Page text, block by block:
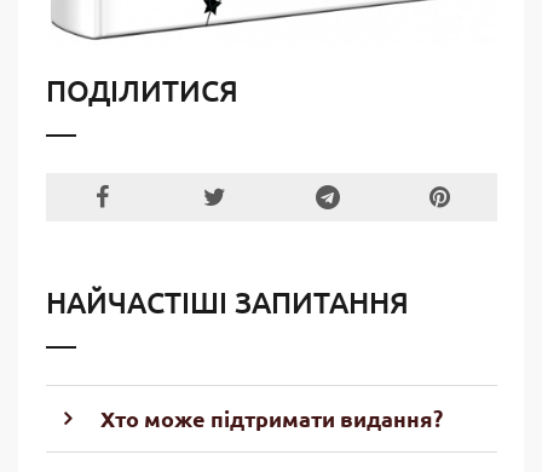
ПОДІЛИТИСЯ
НАЙЧАСТІШІ ЗАПИТАННЯ
Хто може підтримати видання?